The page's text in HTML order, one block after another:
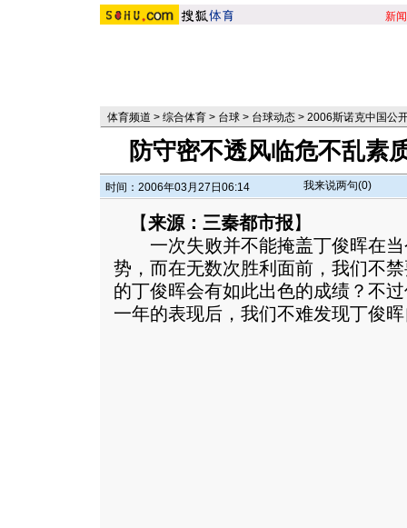
新闻
体育频道 > 综合体育 > 台球 > 台球动态 > 2006斯诺克中国公
防守密不透风临危不乱素
时间：2006年03月27日06:14 我来说两句(0)
【来源：三秦都市报】
一次失败并不能掩盖丁俊晖在当
势，而在无数次胜利面前，我们不
的丁俊晖会有如此出色的成绩？不
一年的表现后，我们不难发现丁俊